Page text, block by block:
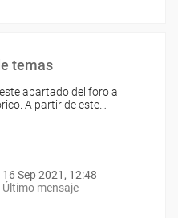
temas
apartado del foro a
A partir de este…
16 Sep 2021, 12:48
Último mensaje